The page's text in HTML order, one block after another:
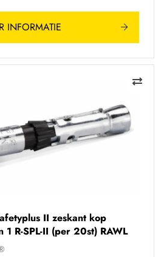
INFORMATIE
II zeskant kop
1 R-SPL-II (per 20st) RAWL